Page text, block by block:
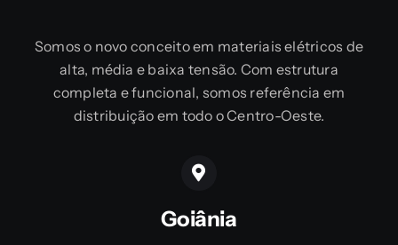
Somos o novo conceito em materiais elétricos de
alta, média e baixa tensão. Com estrutura
completa e funcional, somos referência em
distribuição em todo o Centro-Oeste.
Goiânia